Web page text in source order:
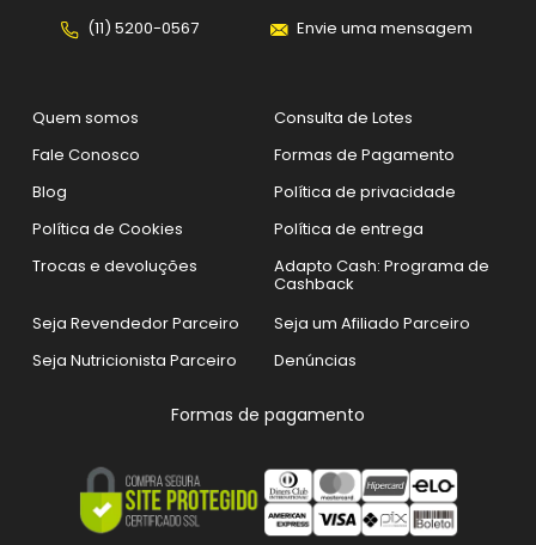
(11) 5200-0567 Envie uma mensagem
Quem somos
Consulta de Lotes
Fale Conosco
Formas de Pagamento
Blog
Política de privacidade
Política de Cookies
Política de entrega
Trocas e devoluções
Adapto Cash: Programa de
Cashback
Seja Revendedor Parceiro
Seja um Afiliado Parceiro
Seja Nutricionista Parceiro
Denúncias
Formas de pagamento